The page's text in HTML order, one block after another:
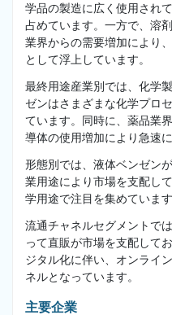
学品の製造に広く使用され
占めています。一方で、溶
業界からの需要増加により
として浮上しています。
最終用途産業別では、化学
ゼンはさまざまな化学プロ
ています。同時に、薬品業
導体の使用増加により急速
形態別では、液体ベンゼン
業用途により市場を支配し
学用途で注目を集めています
流通チャネルセグメントで
って直販が市場を支配して
ジタル化に伴い、オンライ
ネルとなっています。
主要企業